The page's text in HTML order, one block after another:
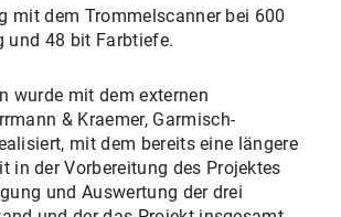
mit dem Trommelscanner bei 600
und 48 bit Farbtiefe.
wurde mit dem externen
& Kraemer, Garmisch-
mit dem bereits eine längere
in der Vorbereitung des Projektes
und Auswertung der drei